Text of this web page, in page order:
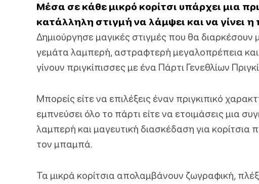
Μέσα σε κάθε μικρό κορίτσι υπάρχει μια
κατάλληλη στιγμή να λάμψει και να γίνει
Δημιούργησε μαγικές στιγμές που θα διαρκέσουν
γεμάτα λαμπερή, αστραφτερή μεγαλοπρέπεια
γίνουν πριγκίπισσες με ένα Πάρτι Γενεθλίων
Μπορείς είτε να επιλέξεις έναν πριγκιπικό
εμπνεύσει όλο το πάρτι είτε να ετοιμάσεις μια
λαμπερή και μαγευτική διασκέδαση για
τον μπαμπά.
Τα μικρά κορίτσια απολαμβάνουν ζωγραφική,